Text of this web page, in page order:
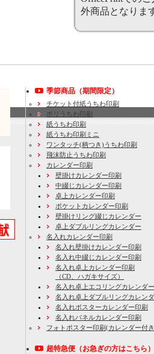
外商品となりま
季節商品（期間限定）
チケット付紙うちわ印刷
ポリうちわ印刷
紙うちわ印刷
紙うちわ印刷ミニ
ワンタッチ(柄つき)うちわ印刷
飛沫防止うちわ印刷
カレンダー印刷
壁掛けカレンダー印刷
中綴じカレンダー印刷
卓上カレンダー印刷
ポケットカレンダー印刷
壁掛けリング綴じカレンダー
卓上ダブルリングカレンダー
名入れカレンダー印刷
名入れ壁掛けカレンダー印刷
名入れ中綴じカレンダー印刷
名入れ卓上カレンダー印刷
（CD、ハガキサイズ）
名入れ卓上エコリングカレンダー
名入れ卓上ダブルリングカレン
名入れポスターカレンダー印刷
名入れパネルカレンダー印刷
フォトポスター印刷(カレンダー付
超特急便 （お急ぎの方はこちら）